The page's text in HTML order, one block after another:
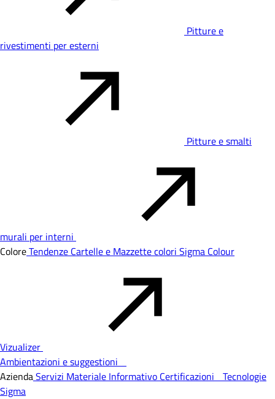
Pitture e
rivestimenti per esterni
Pitture e smalti
murali per interni
ColoreTendenze Cartelle e Mazzette colori Sigma Colour
Vizualizer
Ambientazioni e suggestioni
AziendaServizi Materiale Informativo Certificazioni Tecnologie
Sigma